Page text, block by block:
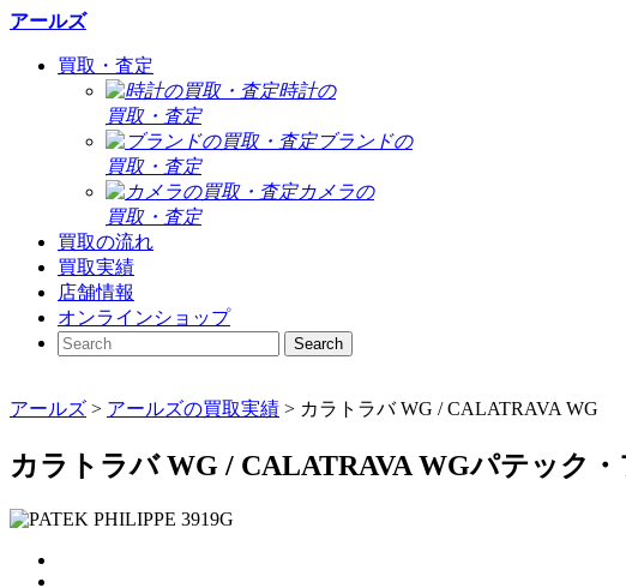
アールズ
買取・査定
時計の
買取・査定
ブランドの
買取・査定
カメラの
買取・査定
買取の流れ
買取実績
店舗情報
オンラインショップ
アールズ > アールズの買取実績 > カラトラバ WG / CALATRAVA WG
カラトラバ WG / CALATRAVA WGパテック